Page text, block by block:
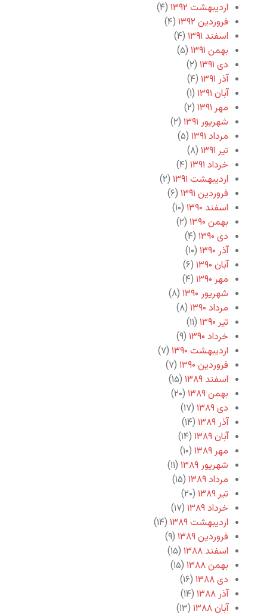
اردیبهشت ۱۳۹۲
(۴)
فروردین ۱۳۹۲
(۴)
اسفند ۱۳۹۱
(۴)
بهمن ۱۳۹۱
(۵)
دی ۱۳۹۱
(۲)
آذر ۱۳۹۱
(۴)
آبان ۱۳۹۱
(۱)
مهر ۱۳۹۱
(۲)
شهریور ۱۳۹۱
(۲)
مرداد ۱۳۹۱
(۵)
تیر ۱۳۹۱
(۸)
خرداد ۱۳۹۱
(۴)
اردیبهشت ۱۳۹۱
(۲)
فروردین ۱۳۹۱
(۶)
اسفند ۱۳۹۰
(۱۰)
بهمن ۱۳۹۰
(۲)
دی ۱۳۹۰
(۴)
آذر ۱۳۹۰
(۱۰)
آبان ۱۳۹۰
(۶)
مهر ۱۳۹۰
(۴)
شهریور ۱۳۹۰
(۸)
مرداد ۱۳۹۰
(۸)
تیر ۱۳۹۰
(۱۱)
خرداد ۱۳۹۰
(۹)
اردیبهشت ۱۳۹۰
(۷)
فروردین ۱۳۹۰
(۷)
اسفند ۱۳۸۹
(۱۵)
بهمن ۱۳۸۹
(۲۰)
دی ۱۳۸۹
(۱۷)
آذر ۱۳۸۹
(۱۴)
آبان ۱۳۸۹
(۱۴)
مهر ۱۳۸۹
(۱۰)
شهریور ۱۳۸۹
(۱۱)
مرداد ۱۳۸۹
(۱۵)
تیر ۱۳۸۹
(۲۰)
خرداد ۱۳۸۹
(۱۷)
اردیبهشت ۱۳۸۹
(۱۴)
فروردین ۱۳۸۹
(۹)
اسفند ۱۳۸۸
(۱۵)
بهمن ۱۳۸۸
(۱۵)
دی ۱۳۸۸
(۱۶)
آذر ۱۳۸۸
(۱۴)
آبان ۱۳۸۸
(۱۳)